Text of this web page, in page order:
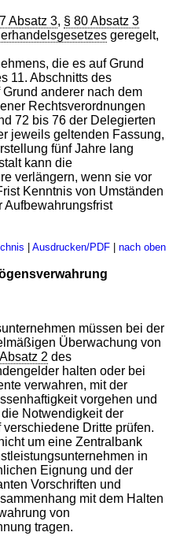
Absatz 3, § 80 Absatz 3
geregelt,
die es auf Grund
11. Abschnitts des
Grund anderer nach dem
Rechtsverordnungen
72 bis 76 der Delegierten
jeweils geltenden Fassung,
fünf Jahre lang
kann die
verlängern, wenn sie vor
Kenntnis von Umständen
Aufbewahrungsfrist
| Ausdrucken/PDF| nach oben
müssen bei der
Überwachung von
2 des
halten oder bei
verwahren, mit der
vorgehen und
Notwendigkeit der
Dritte prüfen.
um eine Zentralbank
in
Eignung und der
Vorschriften und
mit dem Halten
von
tragen.